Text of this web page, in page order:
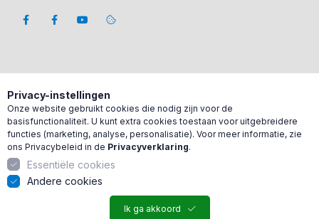
Privacy-instellingen
Onze website gebruikt cookies die nodig zijn voor de
basisfunctionaliteit. U kunt extra cookies toestaan voor uitgebreidere
functies (marketing, analyse, personalisatie). Voor meer informatie, zie
ons Privacybeleid in de Privacyverklaring.
Essentiële cookies
Andere cookies
Ik ga akkoord